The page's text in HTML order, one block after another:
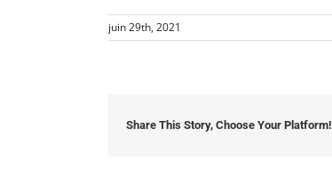
juin 29th, 2021
Share This Story, Choose Your Platform!